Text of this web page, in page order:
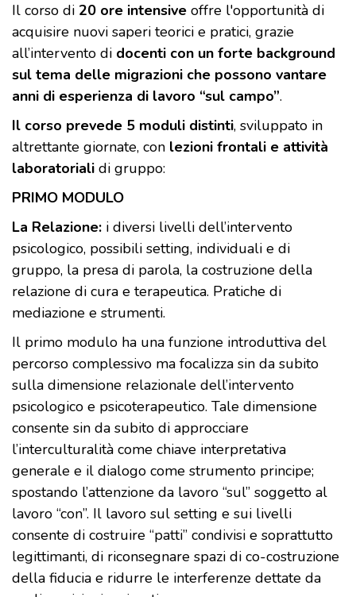
Il corso di 20 ore intensive offre l'opportunità di
acquisire nuovi saperi teorici e pratici, grazie
all’intervento di docenti con un forte background
sul tema delle migrazioni che possono vantare
anni di esperienza di lavoro “sul campo”.
Il corso prevede 5 moduli distinti, sviluppato in
altrettante giornate, con lezioni frontali e attività
laboratoriali di gruppo:
PRIMO MODULO
La Relazione: i diversi livelli dell’intervento
psicologico, possibili setting, individuali e di
gruppo, la presa di parola, la costruzione della
relazione di cura e terapeutica. Pratiche di
mediazione e strumenti.
Il primo modulo ha una funzione introduttiva del
percorso complessivo ma focalizza sin da subito
sulla dimensione relazionale dell’intervento
psicologico e psicoterapeutico. Tale dimensione
consente sin da subito di approcciare
l’interculturalità come chiave interpretativa
generale e il dialogo come strumento principe;
spostando l’attenzione da lavoro “sul” soggetto al
lavoro “con”. Il lavoro sul setting e sui livelli
consente di costruire “patti” condivisi e soprattutto
legittimanti, di riconsegnare spazi di co-costruzione
della fiducia e ridurre le interferenze dettate da